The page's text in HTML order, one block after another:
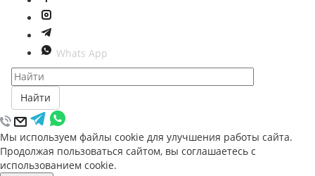
Whats App
Найти
Мы используем файлы cookie для улучшения работы сайта.
Продолжая пользоваться сайтом, вы соглашаетесь с
использованием cookie.